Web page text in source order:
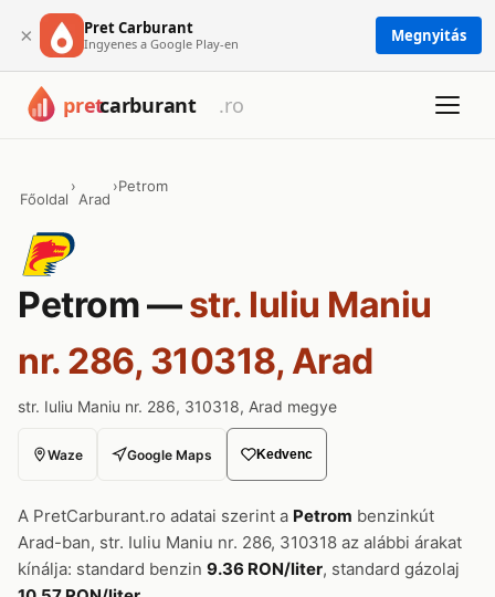
× Pret Carburant
Ingyenes a Google Play-en Megnyitás
Főoldal
›
Arad
›Petrom
Petrom —str. Iuliu Maniu
nr. 286, 310318, Arad
str. Iuliu Maniu nr. 286, 310318, Arad megye
Waze Google Maps Kedvenc
A PretCarburant.ro adatai szerint a Petrom benzinkút
Arad-ban, str. Iuliu Maniu nr. 286, 310318 az alábbi árakat
kínálja: standard benzin 9.36 RON/liter, standard gázolaj